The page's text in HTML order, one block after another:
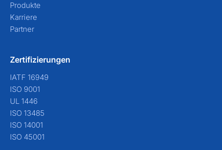
Produkte
Karriere
Partner
Zertifizierungen
IATF 16949
ISO 9001
UL 1446
ISO 13485
ISO 14001
ISO 45001